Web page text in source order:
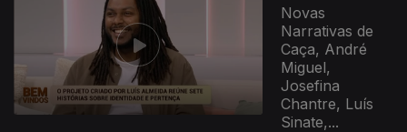
Novas
Narrativas de
Caça, André
Miguel,
Josefina
Chantre, Luís
Sinate,...